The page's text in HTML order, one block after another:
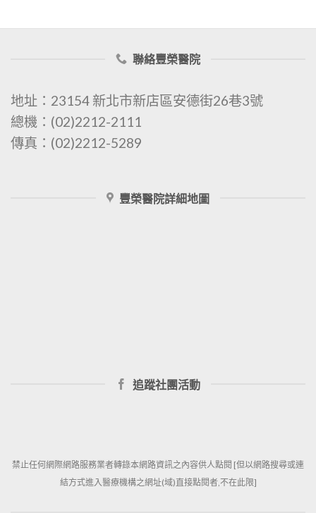
聯絡豐榮醫院
地址：23154 新北市新店區安德街26巷3號
總機：(02)2212-2111
傳真：(02)2212-5289
豐榮醫院詳細地圖
追蹤社團活動
禁止任何網際網路服務業者轉錄本網路資訊之內容供人點閱 [但以網路搜尋或連
結方式進入醫療機構之網址(域)直接點閱者,不在此限]